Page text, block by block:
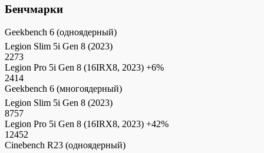
Бенчмарки
Geekbench 6 (одноядерный)
Legion Slim 5i Gen 8 (2023)
2273
Legion Pro 5i Gen 8 (16IRX8, 2023) +6%
2414
Geekbench 6 (многоядерный)
Legion Slim 5i Gen 8 (2023)
8757
Legion Pro 5i Gen 8 (16IRX8, 2023) +42%
12452
Cinebench R23 (одноядерный)